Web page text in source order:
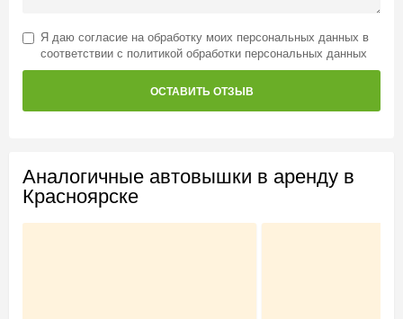
Я даю согласие на обработку моих персональных данных в
соответствии с политикой обработки персональных данных
ОСТАВИТЬ ОТЗЫВ
Аналогичные автовышки в аренду в
Красноярске